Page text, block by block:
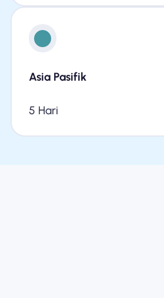
Asia Pasifik
5 Hari